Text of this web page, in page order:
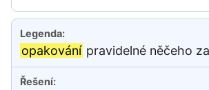
opakování pravidelné něčeho